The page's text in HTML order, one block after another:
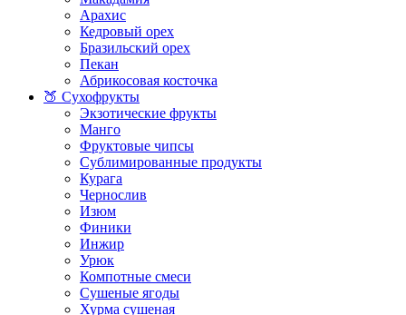
Арахис
Кедровый орех
Бразильский орех
Пекан
Абрикосовая косточка
🍑 Сухофрукты
Экзотические фрукты
Манго
Фруктовые чипсы
Сублимированные продукты
Курага
Чернослив
Изюм
Финики
Инжир
Урюк
Компотные смеси
Сушеные ягоды
Хурма сушеная